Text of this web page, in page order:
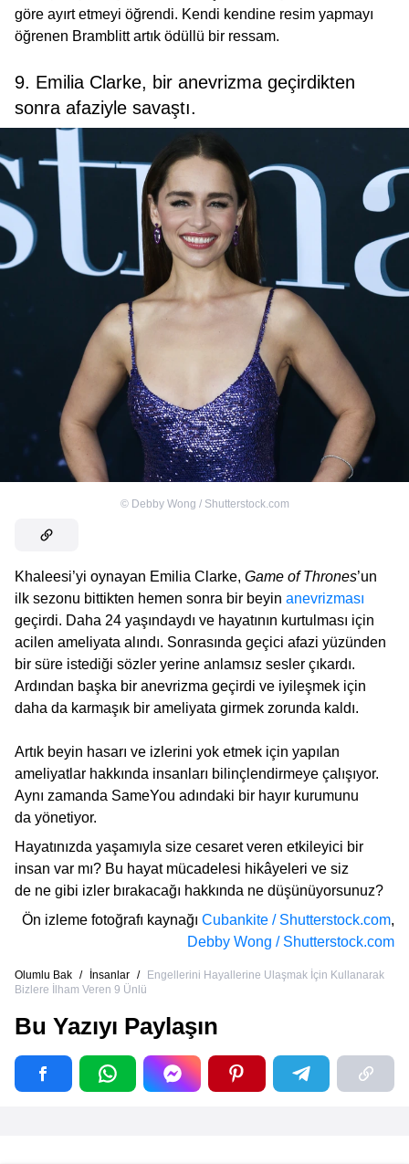
göre ayırt etmeyi öğrendi. Kendi kendine resim yapmayı
öğrenen Bramblitt artık ödüllü bir ressam.
9. Emilia Clarke, bir anevrizma geçirdikten
sonra afaziyle savaştı.
© Debby Wong / Shutterstock.com
Khaleesi’yi oynayan Emilia Clarke, Game of Thrones’un
ilk sezonu bittikten hemen sonra bir beyin anevrizması
geçirdi. Daha 24 yaşındaydı ve hayatının kurtulması için
acilen ameliyata alındı. Sonrasında geçici afazi yüzünden
bir süre istediği sözler yerine anlamsız sesler çıkardı.
Ardından başka bir anevrizma geçirdi ve iyileşmek için
daha da karmaşık bir ameliyata girmek zorunda kaldı.
Artık beyin hasarı ve izlerini yok etmek için yapılan
ameliyatlar hakkında insanları bilinçlendirmeye çalışıyor.
Aynı zamanda SameYou adındaki bir hayır kurumunu
da yönetiyor.
Hayatınızda yaşamıyla size cesaret veren etkileyici bir
insan var mı? Bu hayat mücadelesi hikâyeleri ve siz
de ne gibi izler bırakacağı hakkında ne düşünüyorsunuz?
Ön izleme fotoğrafı kaynağı Cubankite / Shutterstock.com,
Debby Wong / Shutterstock.com
Olumlu Bak / İnsanlar /
Engellerini Hayallerine Ulaşmak İçin Kullanarak
Bizlere İlham Veren 9 Ünlü
Bu Yazıyı Paylaşın